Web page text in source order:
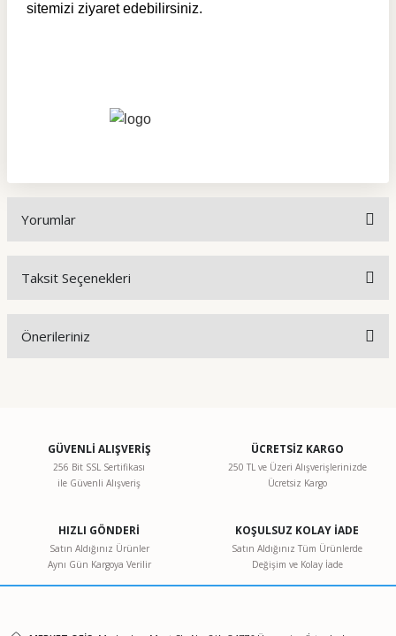
sitemizi ziyaret edebilirsiniz.
Yorumlar
Taksit Seçenekleri
Önerileriniz
Görüş ve önerileriniz için teşekkür ederiz.
Ürün resmi kalitesiz, bozuk veya görüntülenemiyor.
Ürün bilgilerinde hatalar bulunuyor.
Ürün fiyatı diğer sitelerden daha pahalı.
GÜVENLİ ALIŞVERİŞ
256 Bit SSL Sertifikası
ile Güvenli Alışveriş
ÜCRETSİZ KARGO
250 TL ve Üzeri Alışverişlerinizde
Ücretsiz Kargo
HIZLI GÖNDERİ
Satın Aldığınız Ürünler
Aynı Gün Kargoya Verilir
KOŞULSUZ KOLAY İADE
Satın Aldığınız Tüm Ürünlerde
Değişim ve Kolay İade